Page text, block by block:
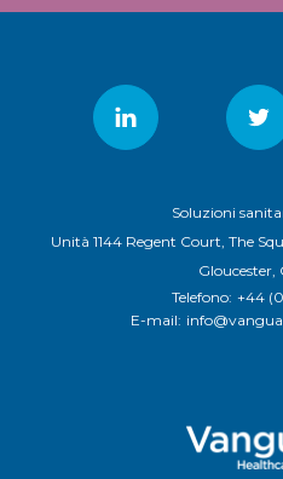
Soluzioni
Unità 1144 Regent Court, The
Gloucester,
Telefono: +44
E-mail: